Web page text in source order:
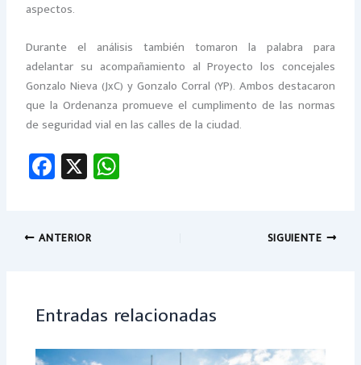
aspectos.
Durante el análisis también tomaron la palabra para
adelantar su acompañamiento al Proyecto los concejales
Gonzalo Nieva (JxC) y Gonzalo Corral (YP). Ambos destacaron
que la Ordenanza promueve el cumplimento de las normas
de seguridad vial en las calles de la ciudad.
Fa
ce
o
X
ANTERIOR SIGUIENTE
Entradas relacionadas